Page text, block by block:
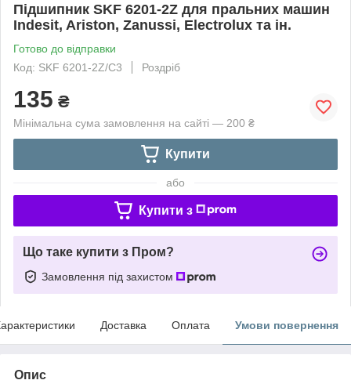
Підшипник SKF 6201-2Z для пральних машин
Indesit, Ariston, Zanussi, Electrolux та ін.
Готово до відправки
Код: SKF 6201-2Z/C3
Роздріб
135 ₴
Мінімальна сума замовлення на сайті — 200 ₴
Купити
або
Купити з
Що таке купити з Пром?
Замовлення під захистом
Доставка Оплата Умови повернення
Опис